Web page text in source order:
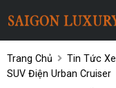
Trang Chủ Tin Tức Xe
SUV Điện Urban Cruiser